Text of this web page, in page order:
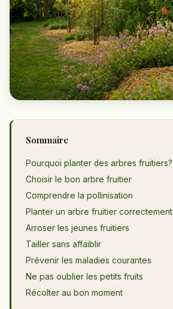
Sommaire
Pourquoi planter des arbres fruitiers?
Choisir le bon arbre fruitier
Comprendre la pollinisation
Planter un arbre fruitier correctement
Arroser les jeunes fruitiers
Tailler sans affaiblir
Prévenir les maladies courantes
Ne pas oublier les petits fruits
Récolter au bon moment